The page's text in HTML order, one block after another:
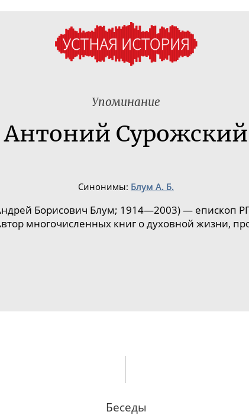
Упоминание
Антоний Сурожский
Синонимы: Блум А. Б.
Борисович Блум; 1914—2003) — епископ
многочисленных книг о духовной жизни,
Беседы